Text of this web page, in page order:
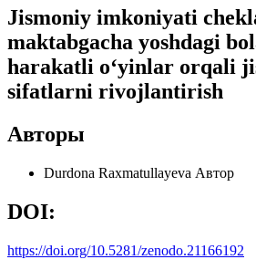
Jismoniy imkoniyati
maktabgacha yoshdagi
harakatli o‘yinlar orqali
sifatlarni rivojlantirish
Авторы
Durdona Raxmatullayeva Автор
DOI:
https://doi.org/10.5281/zenodo.21166192